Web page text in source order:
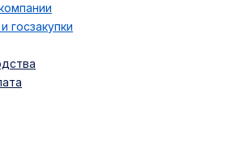
госзакупки